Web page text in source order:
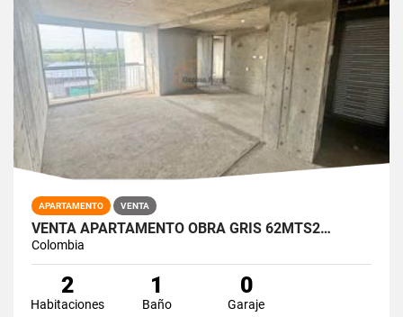
APARTAMENTO VENTA
VENTA APARTAMENTO OBRA GRIS 62MTS2…
Colombia
2
Habitaciones
1
Baño
0
Garaje